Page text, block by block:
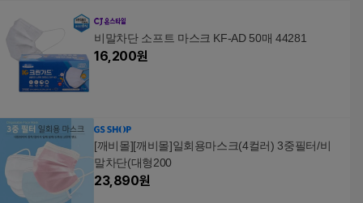
비말차단 소프트 마스크 KF-AD 50매 44281
16,200원
[깨비몰][깨비몰]일회용마스크(4컬러) 3중필터/비
말차단(대형200
23,890원